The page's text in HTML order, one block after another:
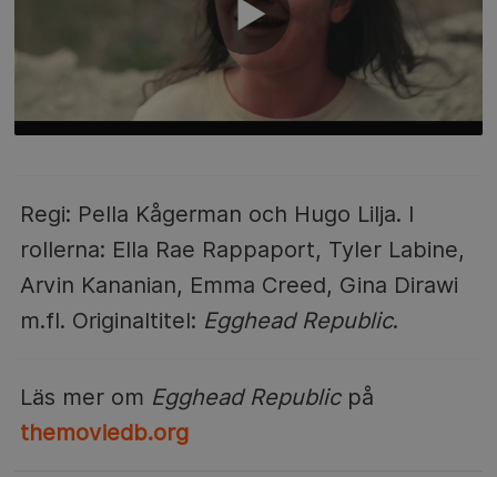
Regi: Pella Kågerman och Hugo Lilja. I
rollerna: Ella Rae Rappaport, Tyler Labine,
Arvin Kananian, Emma Creed, Gina Dirawi
m.fl. Originaltitel: Egghead Republic.
Läs mer om Egghead Republicpå
themoviedb.org